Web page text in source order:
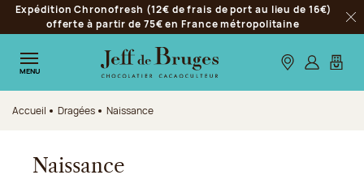
Aller à la navigation
Aller au contenu principal
Aller au pied de page
Expédition Chronofresh (12€ de frais de port au lieu de 16€)
offerte à partir de 75€ en France métropolitaine
MENU Nos boutiques
S’identifier
Mon
Accueil Dragées Naissance
Naissance